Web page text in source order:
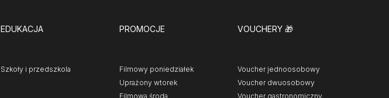
EDUKACJA
Szkoły i przedszkola
PROMOCJE
Filmowy poniedziałek
Uprażony wtorek
Filmowa środa
VOUCHERY 🎁
Voucher jednoosobowy
Voucher dwuosobowy
Voucher gastronomiczny